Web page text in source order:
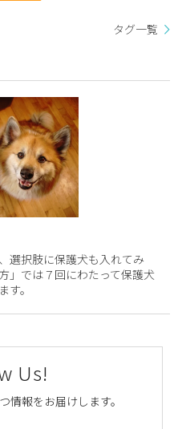
タグ一覧
選択肢に保護犬も入れてみ
」では７回にわたって保護犬
。
Us!
情報をお届けします。